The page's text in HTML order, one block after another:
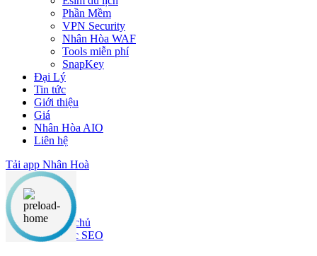
Phần Mềm
VPN Security
Nhân Hòa WAF
Tools miễn phí
SnapKey
Đại Lý
Tin tức
Giới thiệu
Giá
Nhân Hòa AIO
Liên hệ
Tải app Nhân Hoà
Nội dung chính
Kiến thức SEO